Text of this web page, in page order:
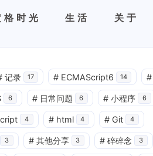
格时光 生活 关于
记录 17 # ECMAScript6 14 #
6 # 日常问题 6 # 小程序 6
4 # html 4 # Git 4
3 # 其他分享 3 # 碎碎念 3